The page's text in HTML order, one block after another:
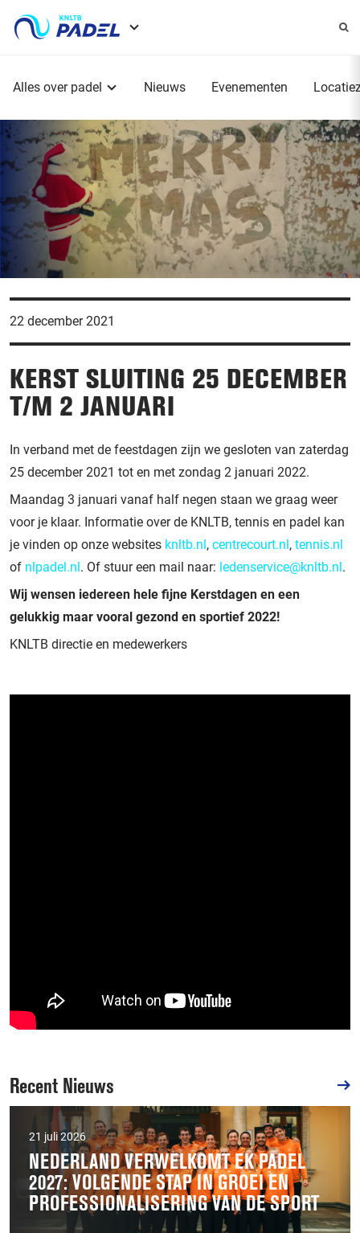
Alles over padel Nieuws Evenementen
22 december 2021
KERST SLUITING 25 DECEMBER
T/M 2 JANUARI
In verband met de feestdagen zijn we gesloten van zaterdag
25 december 2021 tot en met zondag 2 januari 2022.
Maandag 3 januari vanaf half negen staan we graag weer
voor je klaar. Informatie over de KNLTB, tennis en padel kan
je vinden op onze websites knltb.nl, centrecourt.nl, tennis.nl
of nlpadel.nl. Of stuur een mail naar: ledenservice@knltb.nl.
Wij wensen iedereen hele fijne Kerstdagen en een
gelukkig maar vooral gezond en sportief 2022!
KNLTB directie en medewerkers
Recent Nieuws
21 juli 2026
NEDERLAND VERWELKOMT EK PADEL
2027: VOLGENDE STAP IN GROEI EN
PROFESSIONALISERING VAN DE SPORT